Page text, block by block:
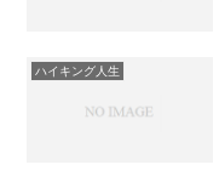
ハイキング人生